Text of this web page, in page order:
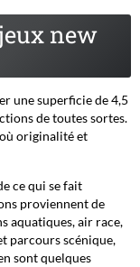
new
une superficie de 4,5
de toutes sortes.
originalité et
ce qui se fait
proviennent de
aquatiques, air race,
parcours scénique,
sont quelques